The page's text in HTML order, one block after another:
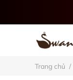
Trang chủ /